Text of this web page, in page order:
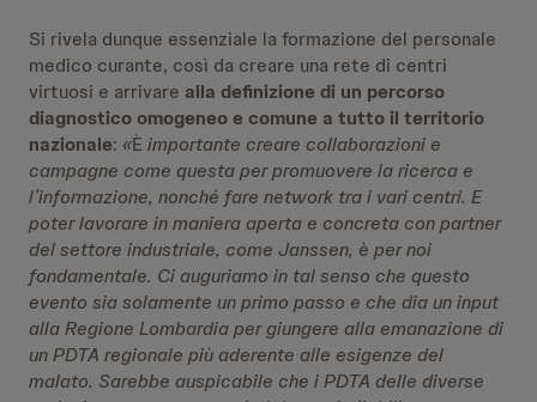
Si rivela dunque essenziale la formazione del personale
medico curante, così da creare una rete di centri
virtuosi e arrivare alla definizione di un percorso
diagnostico omogeneoe comune a tutto il territorio
nazionale: «Èimportante creare collaborazioni e
campagne come questa per promuovere la ricerca e
l’informazione, nonché fare network tra i vari centri. E
poter lavorare in maniera aperta e concreta con partner
del settore industriale, come Janssen, è per noi
fondamentale. Ci auguriamo in tal senso che questo
evento sia solamente un primo passo e che dia un input
alla Regione Lombardia per giungere alla emanazione di
un PDTA regionale più aderente alle esigenze del
malato. Sarebbe auspicabile che i PDTA delle diverse